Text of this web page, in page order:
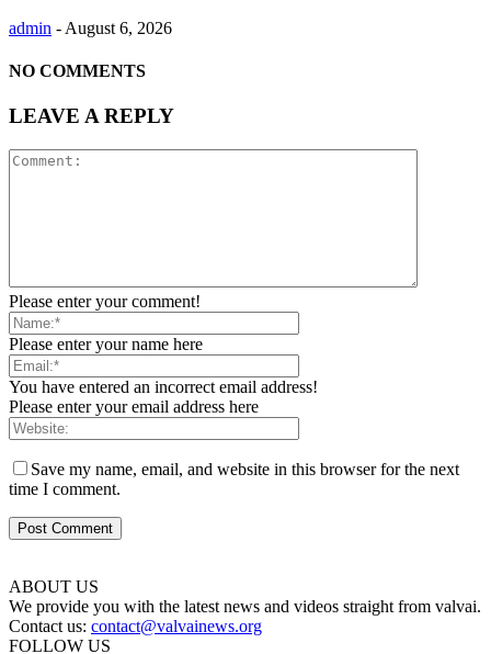
admin - August 6, 2026
NO COMMENTS
LEAVE A REPLY
Please enter your comment!
Please enter your name here
You have entered an incorrect email address!
Please enter your email address here
Save my name, email, and website in this browser for the next
time I comment.
ABOUT US
We provide you with the latest news and videos straight from valvai.
Contact us: contact@valvainews.org
FOLLOW US